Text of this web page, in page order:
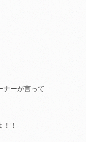
ナーが言って
！